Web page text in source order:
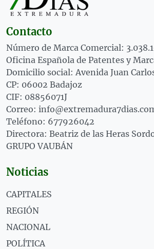
Contacto
Número de Marca Comercial:
Oficina Española de Patentes y
Domicilio social: Avenida Juan
CP: 06002 Badajoz
CIF: 08856071J
Correo:
Teléfono: 677926042
Directora: Beatriz de las Heras
GRUPO VAUBÁN
Noticias
CAPITALES
REGIÓN
NACIONAL
POLÍTICA